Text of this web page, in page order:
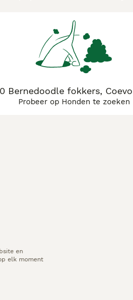
Bernedoodle fokkers,
Probeer op Honden te zoeken
en
elk moment